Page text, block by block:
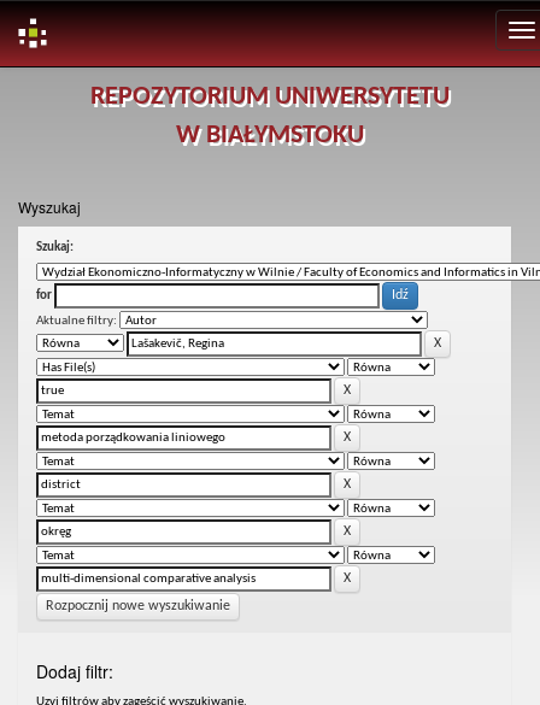
REPOZYTORIUM UNIWERSYTETU
W BIAŁYMSTOKU
Wyszukaj
Szukaj:
for
Aktualne filtry:
Rozpocznij nowe wyszukiwanie
Dodaj filtr:
Uzyj filtrów aby zagęścić wyszukiwanie.